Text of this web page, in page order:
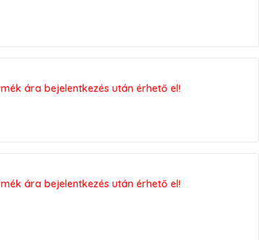
ára bejelentkezés után érhető el!
ára bejelentkezés után érhető el!